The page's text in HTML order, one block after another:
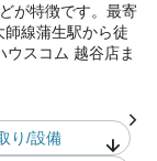
が特徴です。最寄
師線蒲生駅から徒
スコム 越谷店ま
り/設備